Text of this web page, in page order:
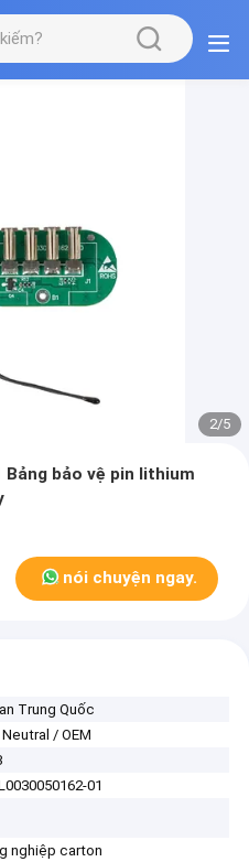
2/5
Bảng bảo vệ pin lithium
nói chuyện ngay.
Trung Quốc
/ OEM
01
nghiệp carton